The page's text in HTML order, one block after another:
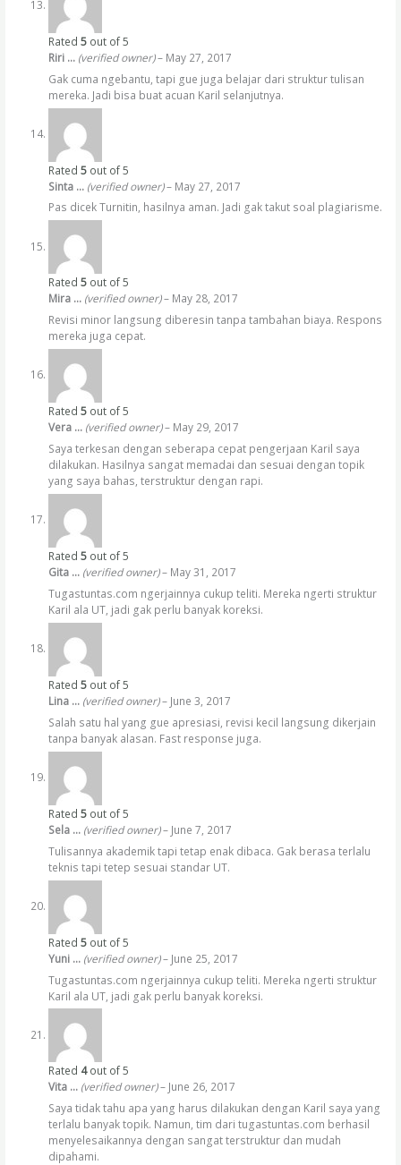
Rated 5out of 5
Riri … (verified owner) – May 27, 2017
Gak cuma ngebantu, tapi gue juga belajar dari struktur tulisan
mereka. Jadi bisa buat acuan Karil selanjutnya.
Rated 5out of 5
Sinta … (verified owner) – May 27, 2017
Pas dicek Turnitin, hasilnya aman. Jadi gak takut soal plagiarisme.
Rated 5out of 5
Mira … (verified owner) – May 28, 2017
Revisi minor langsung diberesin tanpa tambahan biaya. Respons
mereka juga cepat.
Rated 5out of 5
Vera … (verified owner) – May 29, 2017
Saya terkesan dengan seberapa cepat pengerjaan Karil saya
dilakukan. Hasilnya sangat memadai dan sesuai dengan topik
yang saya bahas, terstruktur dengan rapi.
Rated 5out of 5
Gita … (verified owner) – May 31, 2017
Tugastuntas.com ngerjainnya cukup teliti. Mereka ngerti struktur
Karil ala UT, jadi gak perlu banyak koreksi.
Rated 5out of 5
Lina … (verified owner) – June 3, 2017
Salah satu hal yang gue apresiasi, revisi kecil langsung dikerjain
tanpa banyak alasan. Fast response juga.
Rated 5out of 5
Sela … (verified owner) – June 7, 2017
Tulisannya akademik tapi tetap enak dibaca. Gak berasa terlalu
teknis tapi tetep sesuai standar UT.
Rated 5out of 5
Yuni … (verified owner) – June 25, 2017
Tugastuntas.com ngerjainnya cukup teliti. Mereka ngerti struktur
Karil ala UT, jadi gak perlu banyak koreksi.
Rated 4out of 5
Vita … (verified owner) – June 26, 2017
Saya tidak tahu apa yang harus dilakukan dengan Karil saya yang
terlalu banyak topik. Namun, tim dari tugastuntas.com berhasil
menyelesaikannya dengan sangat terstruktur dan mudah
dipahami.